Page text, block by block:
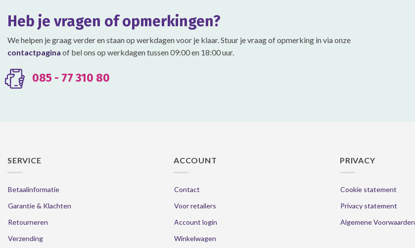
Heb je vragen of opmerkingen?
We helpen je graag verder en staan op werkdagen voor je klaar. Stuur je vraag of opmerking in via onze
contactpagina of bel ons op werkdagen tussen 09:00 en 18:00 uur.
085 - 77 310 80
SERVICE
Betaalinformatie
Garantie & Klachten
Retourneren
Verzending
ACCOUNT
Contact
Voor retailers
Account login
Winkelwagen
PRIVACY
Cookie statement
Privacy statement
Algemene Voorwaarden